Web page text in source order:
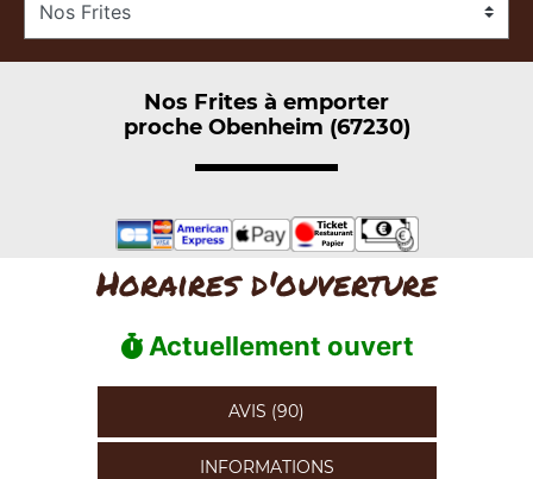
Nos Frites à emporter
proche Obenheim (67230)
Horaires d'ouverture
Actuellement ouvert
AVIS (90)
INFORMATIONS